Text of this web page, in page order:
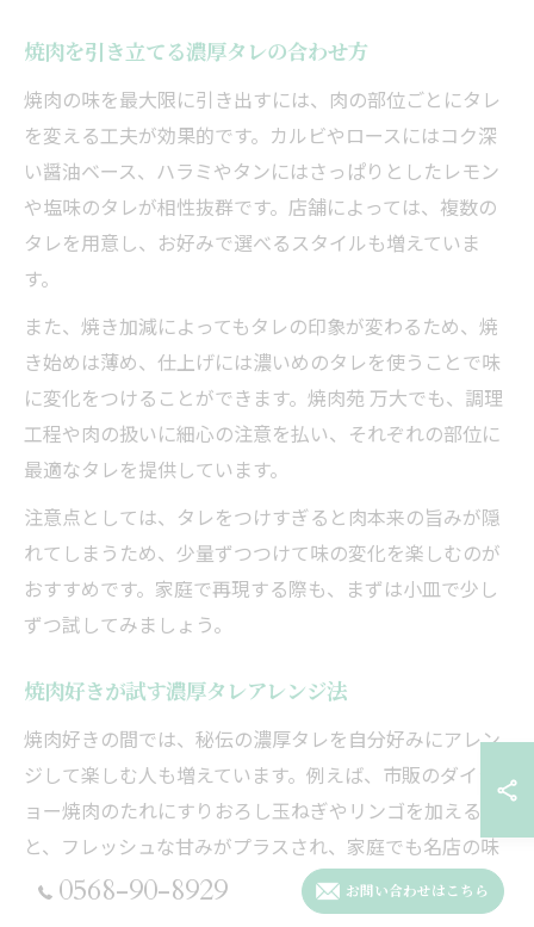
焼肉を引き立てる濃厚タレの合わせ方
焼肉の味を最大限に引き出すには、肉の部位ごとにタレ
を変える工夫が効果的です。カルビやロースにはコク深
い醤油ベース、ハラミやタンにはさっぱりとしたレモン
や塩味のタレが相性抜群です。店舗によっては、複数の
タレを用意し、お好みで選べるスタイルも増えていま
す。
また、焼き加減によってもタレの印象が変わるため、焼
き始めは薄め、仕上げには濃いめのタレを使うことで味
に変化をつけることができます。焼肉苑 万大でも、調理
工程や肉の扱いに細心の注意を払い、それぞれの部位に
最適なタレを提供しています。
注意点としては、タレをつけすぎると肉本来の旨みが隠
れてしまうため、少量ずつつけて味の変化を楽しむのが
おすすめです。家庭で再現する際も、まずは小皿で少し
ずつ試してみましょう。
焼肉好きが試す濃厚タレアレンジ法
焼肉好きの間では、秘伝の濃厚タレを自分好みにアレン
ジして楽しむ人も増えています。例えば、市販のダイシ
ョー焼肉のたれにすりおろし玉ねぎやリンゴを加える
と、フレッシュな甘みがプラスされ、家庭でも名店の味
に近づけることができます。
0568-90-8929 お問い合わせはこちら